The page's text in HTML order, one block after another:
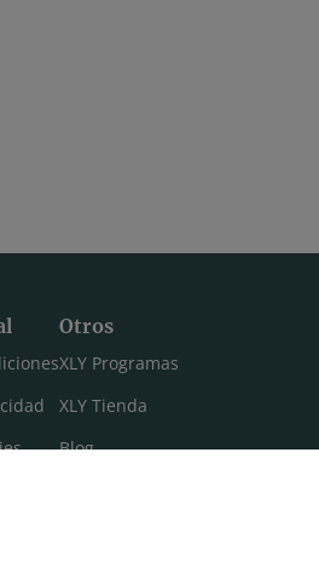
Otros
XLY Programas
XLY Tienda
Blog